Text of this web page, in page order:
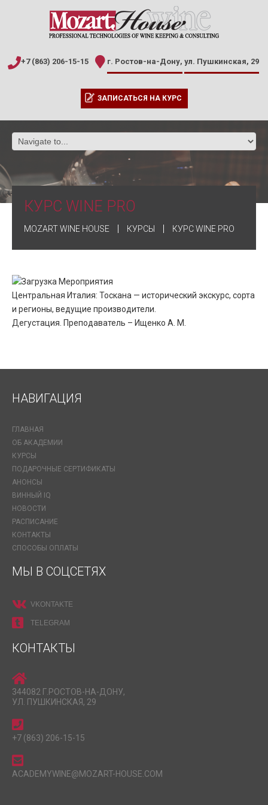
+7 (863) 206-15-15 г. Ростов-на-Дону, ул. Пушкинская, 29
ЗАПИСАТЬСЯ НА КУРС
КУРС WINE PRO
MOZART WINE HOUSE КУРСЫ КУРС WINE PRO
Центральная Италия: Тоскана — исторический экскурс, сорта
и регионы, ведущие производители.
Дегустация. Преподаватель – Ищенко А. М.
НАВИГАЦИЯ
ГЛАВНАЯ
ОБ АКАДЕМИИ
КУРСЫ
ПОДАРОЧНЫЕ СЕРТИФИКАТЫ
АНОНСЫ
ВИННЫЙ IQ
НОВОСТИ
РАСПИСАНИЕ
КОНТАКТЫ
СПОСОБЫ ОПЛАТЫ
МЫ В СОЦСЕТЯХ
VKONTAKTE
TELEGRAM
КОНТАКТЫ
344082 Г.РОСТОВ-НА-ДОНУ,
УЛ. ПУШКИНСКАЯ, 29
+7 (863) 206-15-15
ACADEMYWINE@MOZART-HOUSE.COM